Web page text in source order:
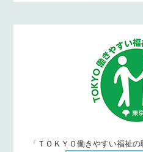
「ＴＯＫＹＯ働きやすい福祉